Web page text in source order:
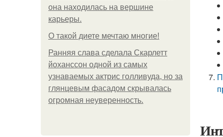
она находилась на вершине
карьеры.
О такой диете мечтаю многие!
Ранняя слава сделала Скарлетт
йоханссон одной из самых
узнаваемых актрис голливуда, но за
глянцевым фасадом скрывалась
огромная неуверенность.